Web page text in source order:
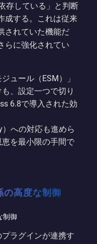
存している」と判断
成する。これは従来
されていた機能だ
らに強化されてい
ュール（ESM）」
、設定一つで切り
6.8で導入された効
）への対応も進めら
を最小限の手間で
の高度な制御
ラグインが連携す